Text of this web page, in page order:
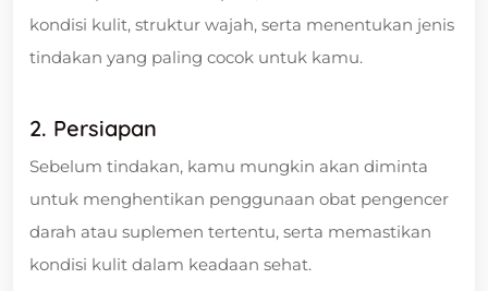
kondisi kulit, struktur wajah, serta menentukan jenis
tindakan yang paling cocok untuk kamu.
2. Persiapan
Sebelum tindakan, kamu mungkin akan diminta
untuk menghentikan penggunaan obat pengencer
darah atau suplemen tertentu, serta memastikan
kondisi kulit dalam keadaan sehat.